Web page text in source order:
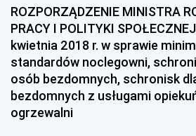
ROZPORZĄDZENIE MINISTRA
PRACY I POLITYKI
kwietnia 2018 r. w sprawie
standardów noclegowni,
osób bezdomnych, schronisk
bezdomnych z usługami
ogrzewalni